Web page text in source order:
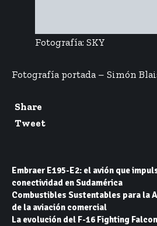
Fotografía: SKY
Fotografía portada – Simón
Share
Tweet
Embraer E195-E2: el avión que
conectividad en Sudamérica
Combustibles Sustentables para la
de la aviación comercial
La evolución del F-16 Fighting